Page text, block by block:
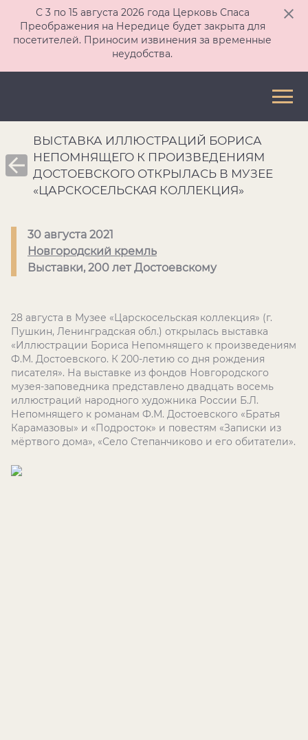
С 3 по 15 августа 2026 года Церковь Спаса
Преображения на Нередице будет закрыта для
посетителей. Приносим извинения за временные
неудобства.
ВЫСТАВКА ИЛЛЮСТРАЦИЙ БОРИСА
НЕПОМНЯЩЕГО К ПРОИЗВЕДЕНИЯМ
ДОСТОЕВСКОГО ОТКРЫЛАСЬ В МУЗЕЕ
«ЦАРСКОСЕЛЬСКАЯ КОЛЛЕКЦИЯ»
30 августа 2021
Новгородский кремль
Выставки, 200 лет Достоевскому
28 августа в Музее «Царскосельская коллекция» (г.
Пушкин, Ленинградская обл.) открылась выставка
«Иллюстрации Бориса Непомнящего к произведениям
Ф.М. Достоевского. К 200-летию со дня рождения
писателя». На выставке из фондов Новгородского
музея-заповедника представлено двадцать восемь
иллюстраций народного художника России Б.Л.
Непомнящего к романам Ф.М. Достоевского «Братья
Карамазовы» и «Подросток» и повестям «Записки из
мёртвого дома», «Село Степанчиково и его обитатели».